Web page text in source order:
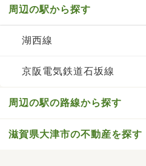
周辺の駅から探す
湖西線
京阪電気鉄道石坂線
周辺の駅の路線から探す
滋賀県大津市の不動産を探す